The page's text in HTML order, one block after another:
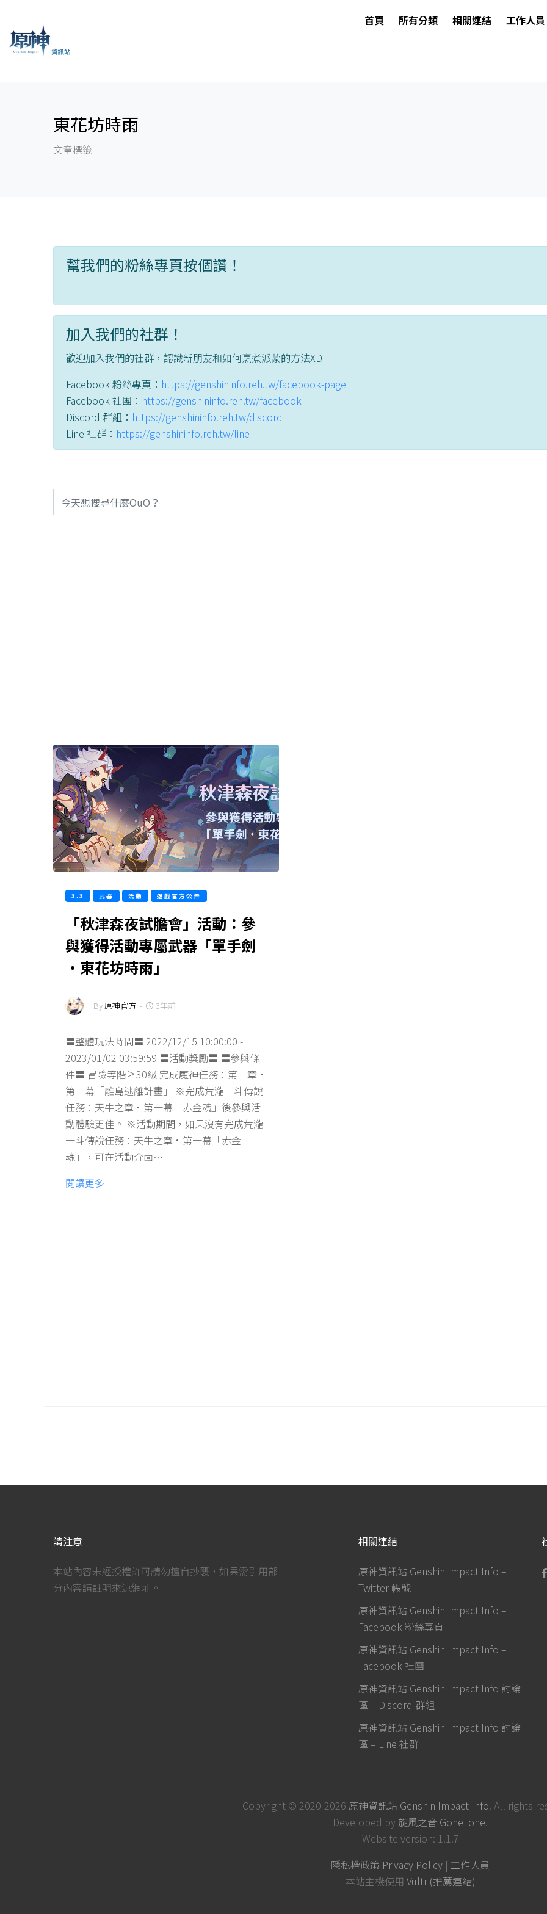
首頁 所有分類 相關連結 工作人員
東花坊時雨
文章標籤
幫我們的粉絲專頁按個讚！
加入我們的社群！
歡迎加入我們的社群，認識新朋友和如何烹煮派蒙的方法XD
Facebook 粉絲專頁： https://genshininfo.reh.tw/facebook-page
Facebook 社團： https://genshininfo.reh.tw/facebook
Discord 群組： https://genshininfo.reh.tw/discord
Line 社群： https://genshininfo.reh.tw/line
3.3 武器 活動 遊戲官方公告
「秋津森夜試膽會」活動：參
與獲得活動專屬武器「單手劍
·東花坊時雨」
By原神官方 - 3年前
〓整體玩法時間〓 2022/12/15 10:00:00 -
2023/01/02 03:59:59 〓活動獎勵〓 〓參與條
件〓 冒險等階≥30級 完成魔神任務：第二章·
第一幕「離島逃離計畫」 ※完成荒瀧一斗傳說
任務：天牛之章·第一幕「赤金魂」後參與活
動體驗更佳。 ※活動期間，如果沒有完成荒瀧
一斗傳說任務：天牛之章·第一幕「赤金
魂」，可在活動介面…
閱讀更多
請注意
本站內容未經授權許可請勿擅自抄襲，如果需引用部
分內容請註明來源網址。
相關連結
原神資訊站 Genshin Impact Info –
Twitter 帳號
原神資訊站 Genshin Impact Info –
Facebook 粉絲專頁
原神資訊站 Genshin Impact Info –
Facebook 社團
原神資訊站 Genshin Impact Info 討論
區 – Discord 群組
原神資訊站 Genshin Impact Info 討論
區 – Line 社群
Copyright © 2020-2026 原神資訊站 Genshin Impact Info. All rights
Developed by 旋風之音 GoneTone.
Website version: 1.1.7
隱私權政策 Privacy Policy | 工作人員
本站主機使用 Vultr (推薦連結)